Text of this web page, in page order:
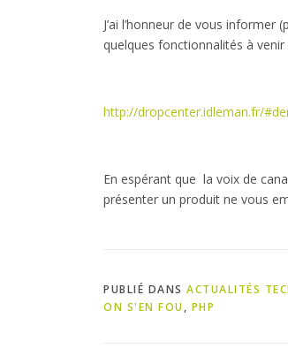
J’ai l’honneur de vous
quelques fonctionnalités à
http://dropcenter.idleman.fr/
En espérant que la voix de
présenter un produit ne vous
PUBLIÉ DANS ACTUALITÉS
ON S'EN FOU, PHP